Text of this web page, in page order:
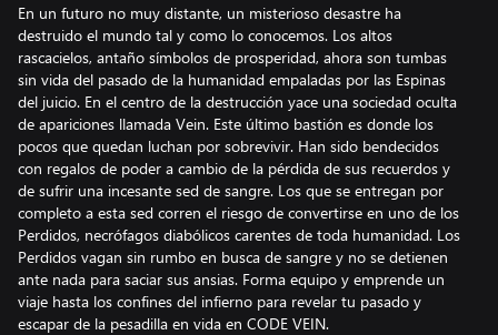
En un futuro no muy distante, un misterioso desastre ha
destruido el mundo tal y como lo conocemos. Los altos
rascacielos, antaño símbolos de prosperidad, ahora son tumbas
sin vida del pasado de la humanidad empaladas por las Espinas
del juicio. En el centro de la destrucción yace una sociedad oculta
de apariciones llamada Vein. Este último bastión es donde los
pocos que quedan luchan por sobrevivir. Han sido bendecidos
con regalos de poder a cambio de la pérdida de sus recuerdos y
de sufrir una incesante sed de sangre. Los que se entregan por
completo a esta sed corren el riesgo de convertirse en uno de los
Perdidos, necrófagos diabólicos carentes de toda humanidad. Los
Perdidos vagan sin rumbo en busca de sangre y no se detienen
ante nada para saciar sus ansias. Forma equipo y emprende un
viaje hasta los confines del infierno para revelar tu pasado y
escapar de la pesadilla en vida en CODE VEIN.